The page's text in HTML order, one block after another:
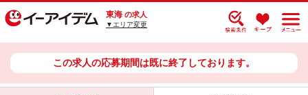
東海 の求人
▼エリア変更
この求人の応募期間は既に終了しております。